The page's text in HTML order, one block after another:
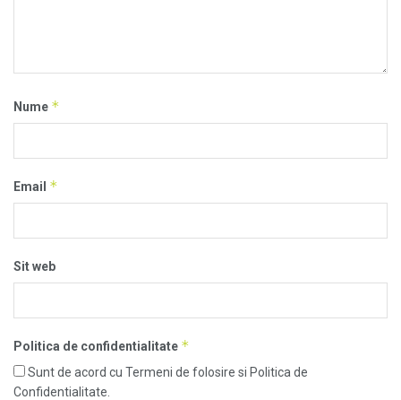
Nume *
Email *
Sit web
Politica de confidentialitate *
Sunt de acord cu Termeni de folosire si Politica de
Confidentialitate.